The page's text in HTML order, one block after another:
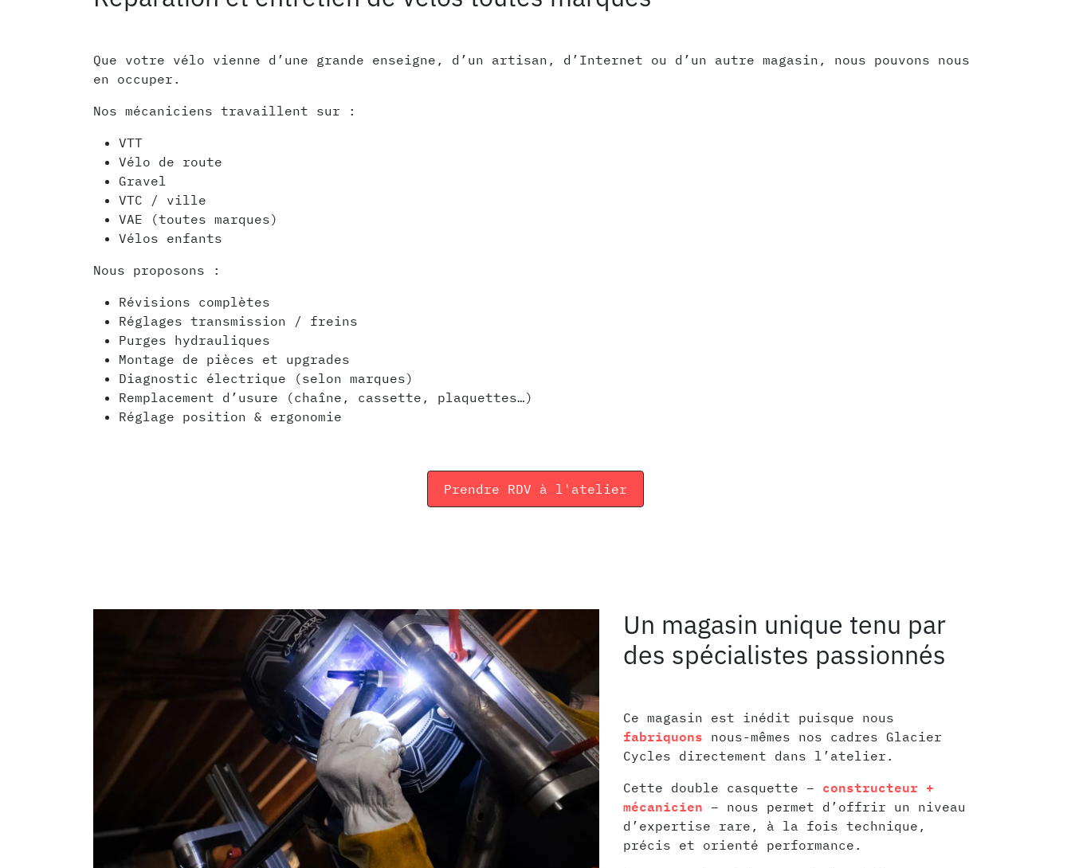
Que votre vélo vienne d’une grande enseigne, d’un artisan, d’Internet ou d’un autre magasin, nous pouvons nous
en occuper.
Nos mécaniciens travaillent sur :
VTT
Vélo de route
Gravel
VTC / ville
VAE (toutes marques)
Vélos enfants
Nous proposons :
Révisions complètes
Réglages transmission / freins
Purges hydrauliques
Montage de pièces et upgrades
Diagnostic électrique (selon marques)
Remplacement d’usure (chaîne, cassette, plaquettes…)
Réglage position & ergonomie
Prendre RDV à l'atelier
Un magasin unique tenu par
des spécialistes passionnés
Ce magasin est inédit puisque nous
fabriquons nous-mêmes nos cadres Glacier
Cycles directement dans l’atelier.
Cette double casquette – constructeur +
mécanicien – nous permet d’offrir un niveau
d’expertise rare, à la fois technique,
précis et orienté performance.